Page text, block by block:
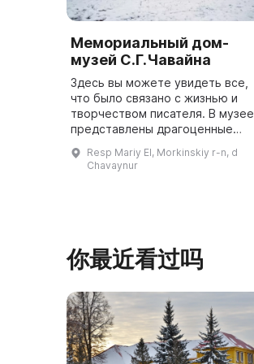
Мемориальный дом-
музей С.Г.Чавайна
Здесь вы можете увидеть все,
что было связано с жизнью и
творчеством писателя. В музее
представлены драгоценные
принадлежавшие С. Г. Чавайну, а
также коллекции писем и других
Resp Mariy El, Morkinskiy r-n, d
Chavaynur
你最近看过吗